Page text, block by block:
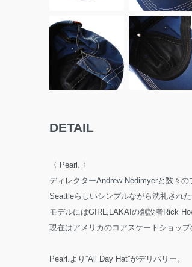
DETAIL
〈 Pearl. 〉
ディレクターAndrew Nedimyerと数々
Seattleらしいシンプルながら洗礼され
モデルにはGIRL,LAKAIの創設者Rick
現在はアメリカのコアスケートショッ
Pearl.より”All Day Hat”がデリバリー。